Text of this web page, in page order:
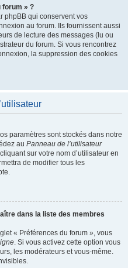
forum » ?
phpBB qui conservent vos
au forum. Ils fournissent aussi
de lecture des messages (lu ou
du forum. Si vous rencontrez
la suppression des cookies
paramètres sont stockés dans notre
au Panneau de l’utilisateur
sur votre nom d’utilisateur en
de modifier tous les
dans la liste des membres
« Préférences du forum », vous
. Si vous activez cette option vous
les modérateurs et vous-même.